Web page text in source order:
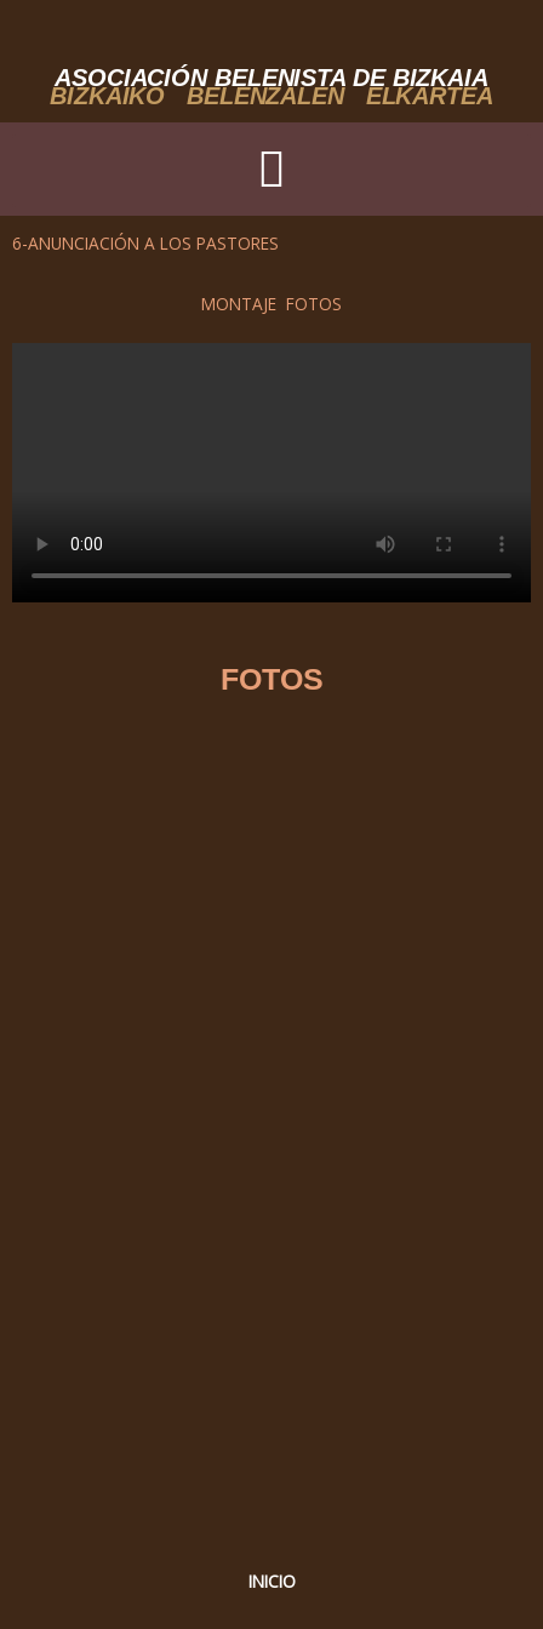
contenidoASOCIACIÓN BELENISTA DE BIZKAIA
BIZKAIKO BELENZALEN ELKARTEA
6-ANUNCIACIÓN A LOS PASTORES
MONTAJE FOTOS
FOTOS
INICIO